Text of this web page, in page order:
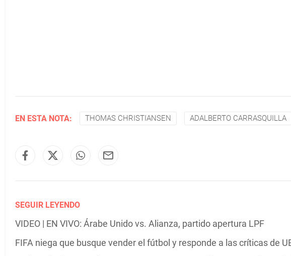
EN ESTA NOTA: THOMAS CHRISTIANSEN ADALBERTO CARRASQUILLA
SEGUIR LEYENDO
VIDEO | EN VIVO: Árabe Unido vs. Alianza, partido apertura LPF
FIFA niega que busque vender el fútbol y responde a las críticas de